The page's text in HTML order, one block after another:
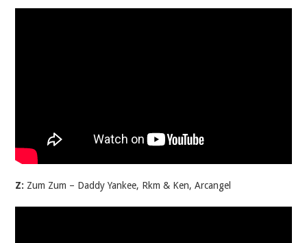
Z: Zum Zum – Daddy Yankee, Rkm & Ken, Arcangel